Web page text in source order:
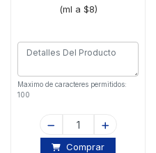
(ml a $8)
Maximo de caracteres permitidos:
100
Comprar